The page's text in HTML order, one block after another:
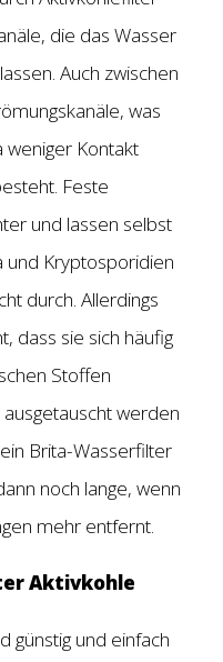
die das Wasser
Auch zwischen
was
weniger Kontakt
Feste
und lassen selbst
und Kryptosporidien
durch. Allerdings
dass sie sich häufig
Stoffen
werden
Brita-Wasserfilter
noch lange, wenn
mehr entfernt.
Aktivkohle
günstig und einfach